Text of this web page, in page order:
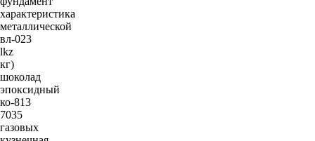
характеристика
металлической
вл-023
lkz
кг)
шоколад
эпоксидный
ко-813
7035
газовых